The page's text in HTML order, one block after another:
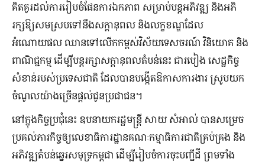
គិតគូរដល់ការរៀបចំផែនការឯកភាព សម្រាប់បន្តអភិវឌ្ឍ និងអភិ
រក្សឱ្យសមស្របទៅនឹងសក្តានុពល និងលក្ខខណ្ឌដែល
អំណោយផល ឈានទៅលើកកម្ពស់វិស័យទេសចរណ៍ វិនិយោគ និង
ពាណិជ្ជកម្ម ដើម្បីបន្តរក្សាសក្តានុពលតំបន់នេះ ជារបៀង សេដ្ឋកិច្ច
សំខាន់របស់ប្រទេសជាតិ ដែលបានបង្កើតឱកាសការងារ ស្រូបយក
ចំណូលយ៉ាងច្រើនផ្តល់ជូនប្រជាជន។
នៅក្នុងកិច្ចប្រជុំនេះ ឧបនាយករដ្ឋមន្ត្រី សាយ សំអាល់ បានសម្រេច
ប្រគល់ភារកិច្ចឲ្យលេខាធិការដ្ឋានគណៈកម្មាធិការជាតិគ្រប់គ្រង និង
អភិវឌ្ឍតំបន់ឆ្នេរសមុទ្រកម្ពុជា ដើម្បីរៀបចំការចុះបញ្ជីដី ព្រមទាំង